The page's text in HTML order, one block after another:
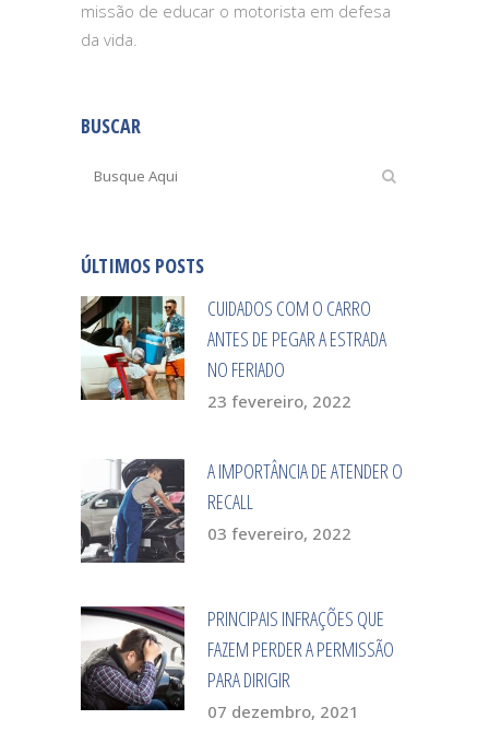
missão de educar o motorista em defesa
da vida.
BUSCAR
ÚLTIMOS POSTS
CUIDADOS COM O CARRO
ANTES DE PEGAR A ESTRADA
NO FERIADO
23 fevereiro, 2022
A IMPORTÂNCIA DE ATENDER O
RECALL
03 fevereiro, 2022
PRINCIPAIS INFRAÇÕES QUE
FAZEM PERDER A PERMISSÃO
PARA DIRIGIR
07 dezembro, 2021